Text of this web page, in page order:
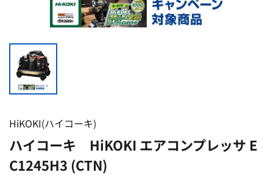
HiKOKI(ハイコーキ)
ハイコーキ HiKOKI エアコンプレッサ E
C1245H3 (CTN)